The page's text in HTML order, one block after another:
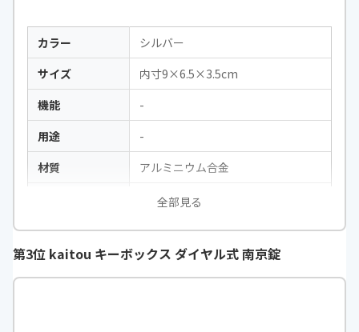
カラー
シルバー
サイズ
内寸9×6.5×3.5cm
機能
-
用途
-
材質
アルミニウム合金
4桁ダイヤル式
重量
1.26kg
商品内容
-
全部見る
第3位 kaitou キーボックス ダイヤル式 南京錠